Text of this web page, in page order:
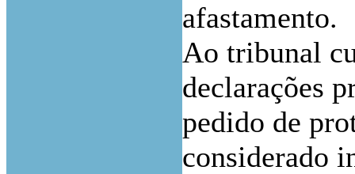
afastamento.
Ao tribunal
declarações
pedido de
considerado